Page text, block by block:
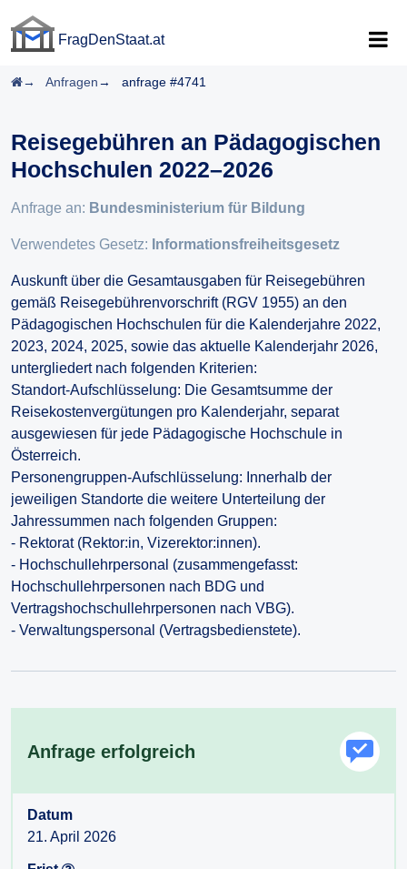
FragDenStaat.at
Startseite
Anfragen anfrage #4741
Reisegebühren an Pädagogischen
Hochschulen 2022–2026
Anfrage an: Bundesministerium für Bildung
Verwendetes Gesetz: Informationsfreiheitsgesetz
Auskunft über die Gesamtausgaben für Reisegebühren
gemäß Reisegebührenvorschrift (RGV 1955) an den
Pädagogischen Hochschulen für die Kalenderjahre 2022,
2023, 2024, 2025, sowie das aktuelle Kalenderjahr 2026,
untergliedert nach folgenden Kriterien:
Standort-Aufschlüsselung: Die Gesamtsumme der
Reisekostenvergütungen pro Kalenderjahr, separat
ausgewiesen für jede Pädagogische Hochschule in
Österreich.
Personengruppen-Aufschlüsselung: Innerhalb der
jeweiligen Standorte die weitere Unterteilung der
Jahressummen nach folgenden Gruppen:
- Rektorat (Rektor:in, Vizerektor:innen).
- Hochschullehrpersonal (zusammengefasst:
Hochschullehrpersonen nach BDG und
Vertragshochschullehrpersonen nach VBG).
- Verwaltungspersonal (Vertragsbedienstete).
Anfrage erfolgreich
Datum
21. April 2026